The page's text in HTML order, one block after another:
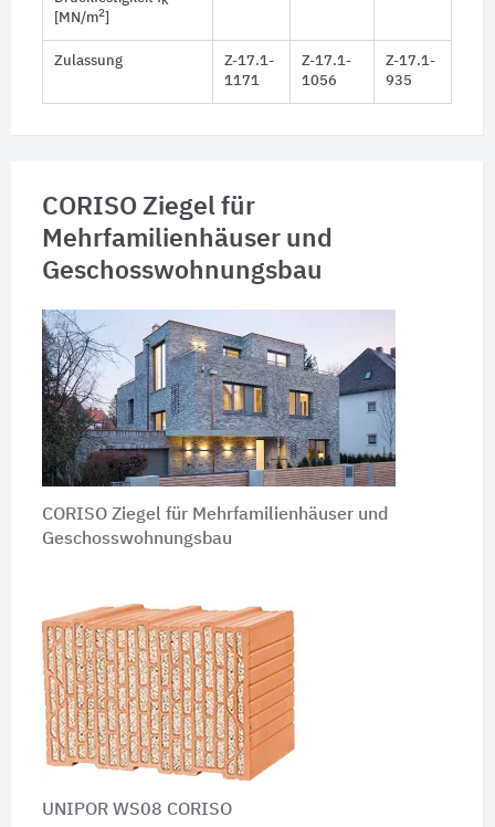
[MN/m2]
Zulassung
Z-17.1-
1171
Z-17.1-
1056
Z-17.1-
935
CORISO Ziegel für
Mehrfamilienhäuser und
Geschosswohnungsbau
CORISO Ziegel für Mehrfamilienhäuser und
Geschosswohnungsbau
UNIPOR WS08 CORISO